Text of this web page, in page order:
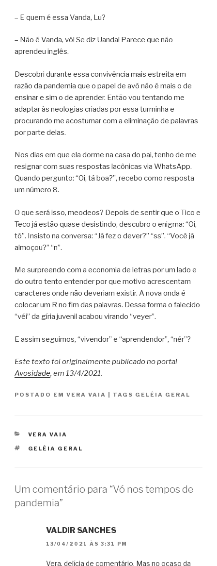
– E quem é essa Vanda, Lu?
– Não é Vanda, vó! Se diz Uanda! Parece que não
aprendeu inglês.
Descobri durante essa convivência mais estreita em
razão da pandemia que o papel de avó não é mais o de
ensinar e sim o de aprender. Então vou tentando me
adaptar às neologias criadas por essa turminha e
procurando me acostumar com a eliminação de palavras
por parte delas.
Nos dias em que ela dorme na casa do pai, tenho de me
resignar com suas respostas lacônicas via WhatsApp.
Quando pergunto: “Oi, tá boa?”, recebo como resposta
um número 8.
O que será isso, meodeos? Depois de sentir que o Tico e
Teco já estão quase desistindo, descubro o enigma: “Oi,
tô”. Insisto na conversa: “Já fez o dever?” “ss”. “Você já
almoçou?” “n”.
Me surpreendo com a economia de letras por um lado e
do outro tento entender por que motivo acrescentam
caracteres onde não deveriam existir. A nova onda é
colocar um R no fim das palavras. Dessa forma o falecido
“véi” da gíria juvenil acabou virando “veyer”.
E assim seguimos, “vivendor” e “aprendendor”, “nér”?
Este texto foi originalmente publicado no portal
Avosidade, em 13/4/2021.
POSTADO EM VERA VAIA | TAGS GELÉIA GERAL
CATEGORIAS
VERA VAIA
TAGS
GELÉIA GERAL
Um comentário para “Vó nos tempos de
pandemia”
VALDIR SANCHES
13/04/2021 ÀS 3:31 PM
Vera, delícia de comentário. Mas no ocaso da